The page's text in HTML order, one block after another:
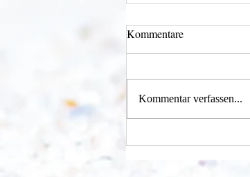
Einen Berg abtragen
Kommentare
Kommentar verfassen...